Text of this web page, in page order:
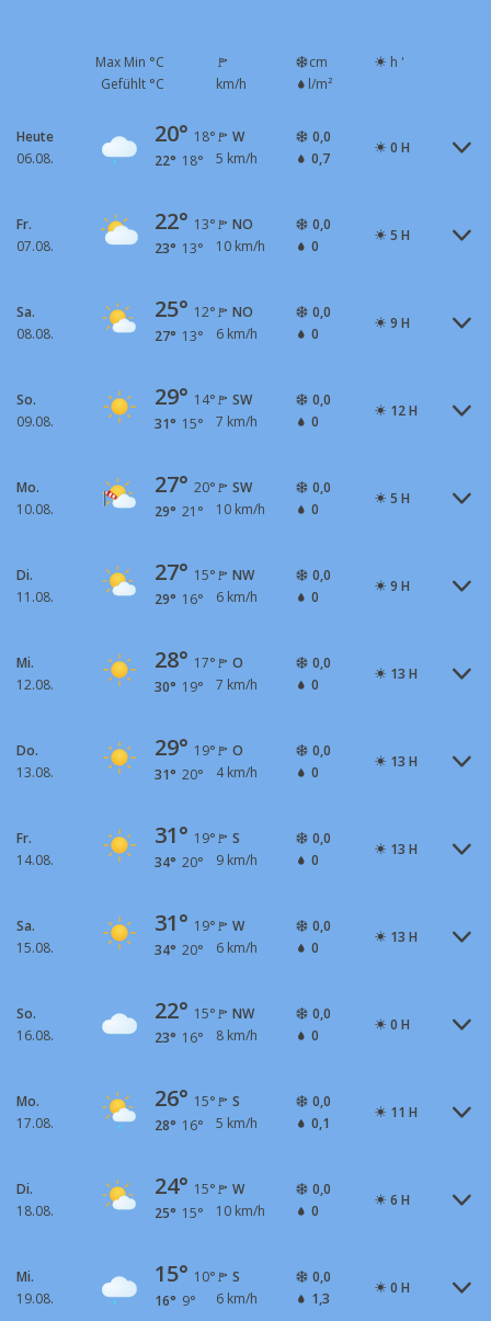
Max Min °C
Gefühlt °C
km/h
cm
l/m²
h '
Heute
06.08.
20° 18°
22° 18°
W
5 km/h
0,0
0,7
0 H
Fr.
07.08.
22° 13°
23° 13°
NO
10 km/h
0,0
0
5 H
Sa.
08.08.
25° 12°
27° 13°
NO
6 km/h
0,0
0
9 H
So.
09.08.
29° 14°
31° 15°
SW
7 km/h
0,0
0
12 H
Mo.
10.08.
27° 20°
29° 21°
SW
10 km/h
0,0
0
5 H
Di.
11.08.
27° 15°
29° 16°
NW
6 km/h
0,0
0
9 H
Mi.
12.08.
28° 17°
30° 19°
O
7 km/h
0,0
0
13 H
Do.
13.08.
29° 19°
31° 20°
O
4 km/h
0,0
0
13 H
Fr.
14.08.
31° 19°
34° 20°
S
9 km/h
0,0
0
13 H
Sa.
15.08.
31° 19°
34° 20°
W
6 km/h
0,0
0
13 H
So.
16.08.
22° 15°
23° 16°
NW
8 km/h
0,0
0
0 H
Mo.
17.08.
26° 15°
28° 16°
S
5 km/h
0,0
0,1
11 H
Di.
18.08.
24° 15°
25° 15°
W
10 km/h
0,0
0
6 H
Mi.
19.08.
15° 10°
16° 9°
S
6 km/h
0,0
1,3
0 H